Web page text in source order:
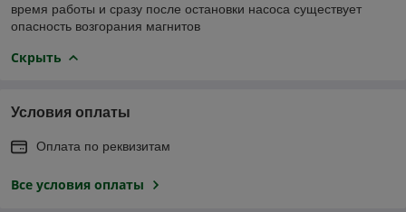
время работы и сразу после остановки насоса существует
опасность возгорания магнитов
Скрыть
Условия оплаты
Оплата по реквизитам
Все условия оплаты